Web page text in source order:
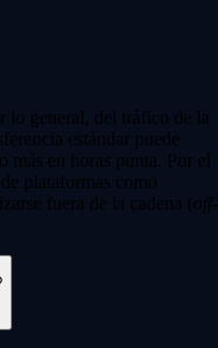
lo general, del tráfico de la
estándar puede
más en horas punta. Por el
plataformas como
fuera de la cadena (off-